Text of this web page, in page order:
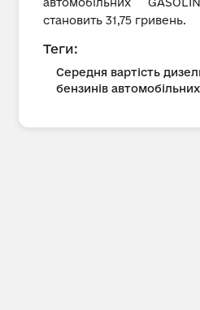
автомобільних
становить 31,75 гривень.
Теги:
Середня вартість
бензинів автомобільних